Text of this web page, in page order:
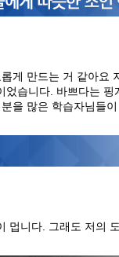
게 만드는 거 같아요
습니다. 바쁘다는
을 많은 학습자님들
멉니다. 그래도 저의